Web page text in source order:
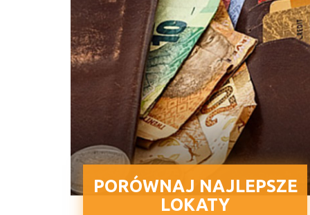
PORÓWNAJ NAJLEPSZE
LOKATY